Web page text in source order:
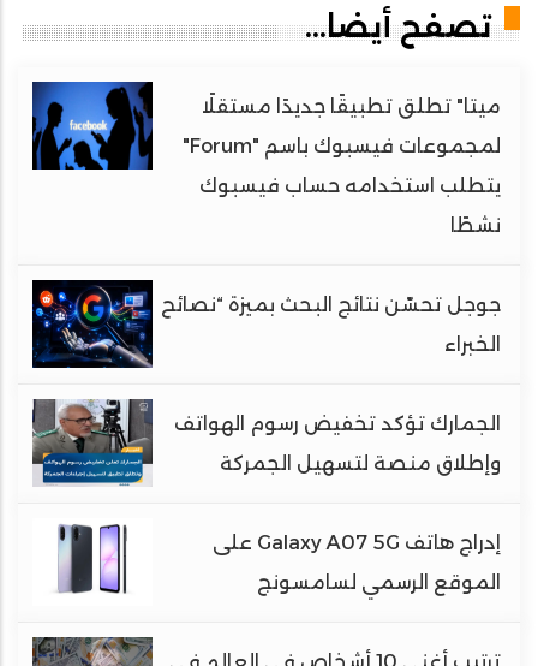
تصفح أيضا...
ميتا" تطلق تطبيقًا جديدًا مستقلًا
لمجموعات فيسبوك باسم "Forum"
يتطلب استخدامه حساب فيسبوك
نشطًا
جوجل تحسّن نتائج البحث بميزة “نصائح
الخبراء
الجمارك تؤكد تخفيض رسوم الهواتف
وإطلاق منصة لتسهيل الجمركة
إدراج هاتف Galaxy A07 5G على
الموقع الرسمي لسامسونج